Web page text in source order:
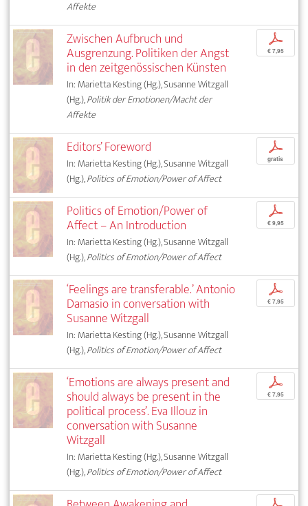
Affekte
Zwischen Aufbruch und
Ausgrenzung. Politiken der Angst
in den zeitgenössischen Künsten
In: Marietta Kesting (Hg.), Susanne Witzgall
(Hg.),Politik der Emotionen/Macht der
Affekte
p
€ 7,95
Editors’ Foreword
In: Marietta Kesting (Hg.), Susanne Witzgall
(Hg.),Politics of Emotion/Power of Affect
p
gratis
Politics of Emotion/Power of
Affect – An Introduction
In: Marietta Kesting (Hg.), Susanne Witzgall
(Hg.),Politics of Emotion/Power of Affect
p
€ 9,95
‘Feelings are transferable.’ Antonio
Damasio in conversation with
Susanne Witzgall
In: Marietta Kesting (Hg.), Susanne Witzgall
(Hg.),Politics of Emotion/Power of Affect
p
€ 7,95
‘Emotions are always present and
should always be present in the
political process’. Eva Illouz in
conversation with Susanne
Witzgall
In: Marietta Kesting (Hg.), Susanne Witzgall
(Hg.),Politics of Emotion/Power of Affect
p
€ 7,95